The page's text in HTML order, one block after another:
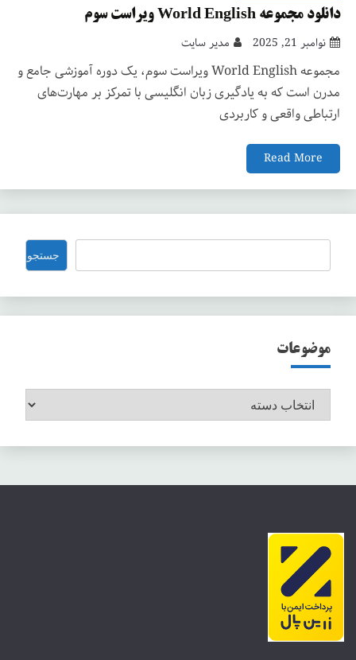
دانلود مجموعه World English ویراست سوم
نوامبر 21, 2025 مدیر سایت
مجموعه World English ویراست سوم، یک دوره آموزشی جامع و
مدرن است که به یادگیری زبان انگلیسی با تمرکز بر مهارت‌های
ارتباطی واقعی و کاربردی
Read More
جستجو جستجو
موضوعات
موضوعات